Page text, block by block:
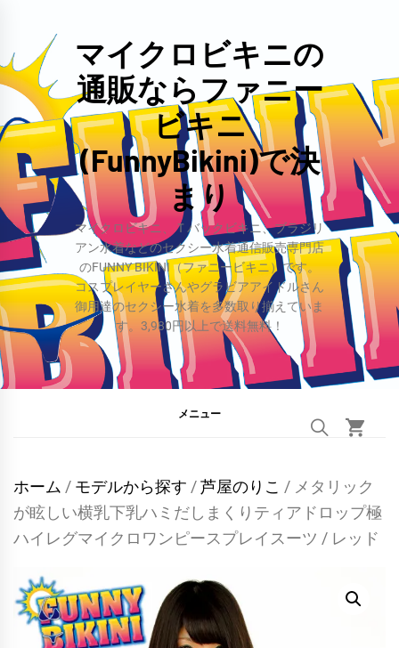
テ
ン
ツ
へ
ッ
プ
マイクロビキニの
通販ならファニー
ビキニ
(FunnyBikini)で決
まり
マイクロビキニ、Ｔバックビキニ、ブラジリ
アン水着などのセクシー水着通信販売専門店
のFUNNY BIKINI（ファニービキニ）です。
コスプレイヤーさんやグラビアアイドルさん
御用達のセクシー水着を多数取り揃えていま
す。3,980円以上で送料無料！
メニュー
ホーム / モデルから探す /芦屋のりこ / メタリック
が眩しい横乳下乳ハミだしまくりティアドロップ極
ハイレグマイクロワンピースプレイスーツ / レッド